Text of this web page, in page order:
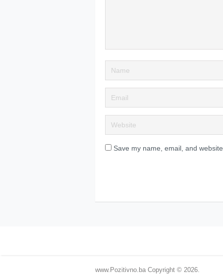
Save my name, email, and
www.Pozitivno.ba Copyright © 2026.